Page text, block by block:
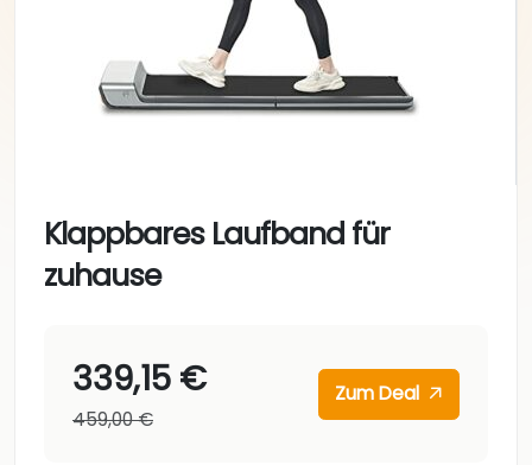
Klappbares Laufband für
zuhause
339,15 €
459,00 €
Zum Deal